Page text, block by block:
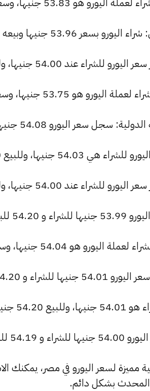
جنيها وبيعه بسعر 54.13 جنيها.
54.00 جنيها، وللبيع عند 54.16 جنيها.
جنيها، وسعر البيع هو 53.92 جنيها.
54.08 جنيها للشراء و 54.26 للبيع.
جنيها، وللبيع 54.20 جنيها.
54.00 جنيها، وللبيع عند 54.18 جنيها.
للبيع.
جنيها، وسعر البيع هو 54.22 جنيها.
و 54.20 للبيع.
للبيع.
بشكل دائم.